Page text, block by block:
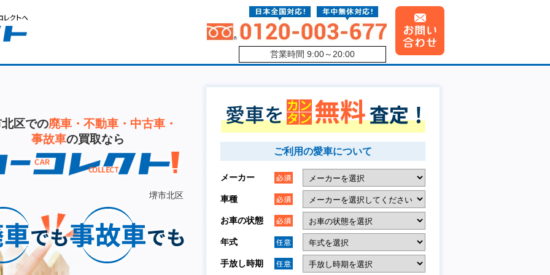
営業時間 9:00～20:00
区での廃車・不動車・中古車・
事故車の買取なら
堺市北区
ご利用の愛車について
メーカー
車種
お車の状態
年式
手放し時期